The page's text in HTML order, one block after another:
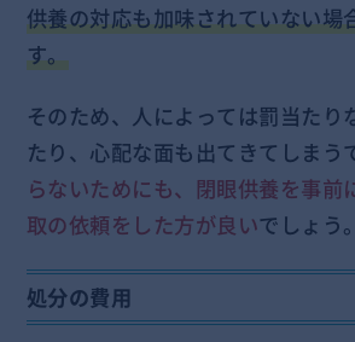
供養の対応も加味されていない場
す。
そのため、人によっては罰当たり
たり、心配な面も出てきてしまう
らないためにも、閉眼供養を事前
取の依頼をした方が良いでしょう。
処分の費用